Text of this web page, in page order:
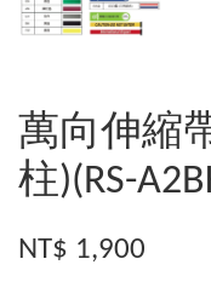
萬向伸縮
柱)(RS-
NT$ 1,900